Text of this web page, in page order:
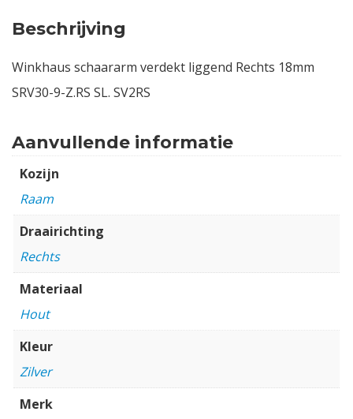
Beschrijving
Winkhaus schaararm verdekt liggend Rechts 18mm
SRV30-9-Z.RS SL. SV2RS
Aanvullende informatie
Kozijn
Raam
Draairichting
Rechts
Materiaal
Hout
Kleur
Zilver
Merk